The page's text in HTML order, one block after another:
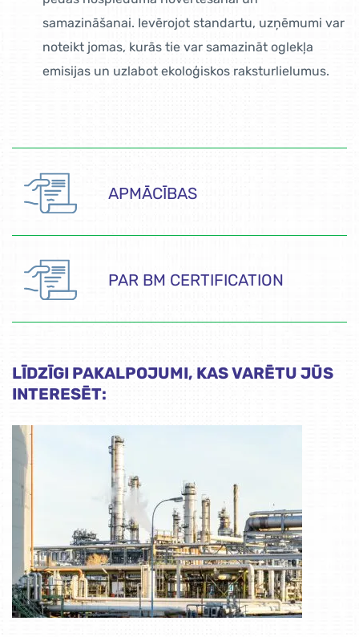
samazināšanai. Ievērojot standartu, uzņēmumi var
noteikt jomas, kurās tie var samazināt oglekļa
emisijas un uzlabot ekoloģiskos raksturlielumus.
APMĀCĪBAS
PAR BM CERTIFICATION
LĪDZĪGI PAKALPOJUMI, KAS VARĒTU JŪS
INTERESĒT: